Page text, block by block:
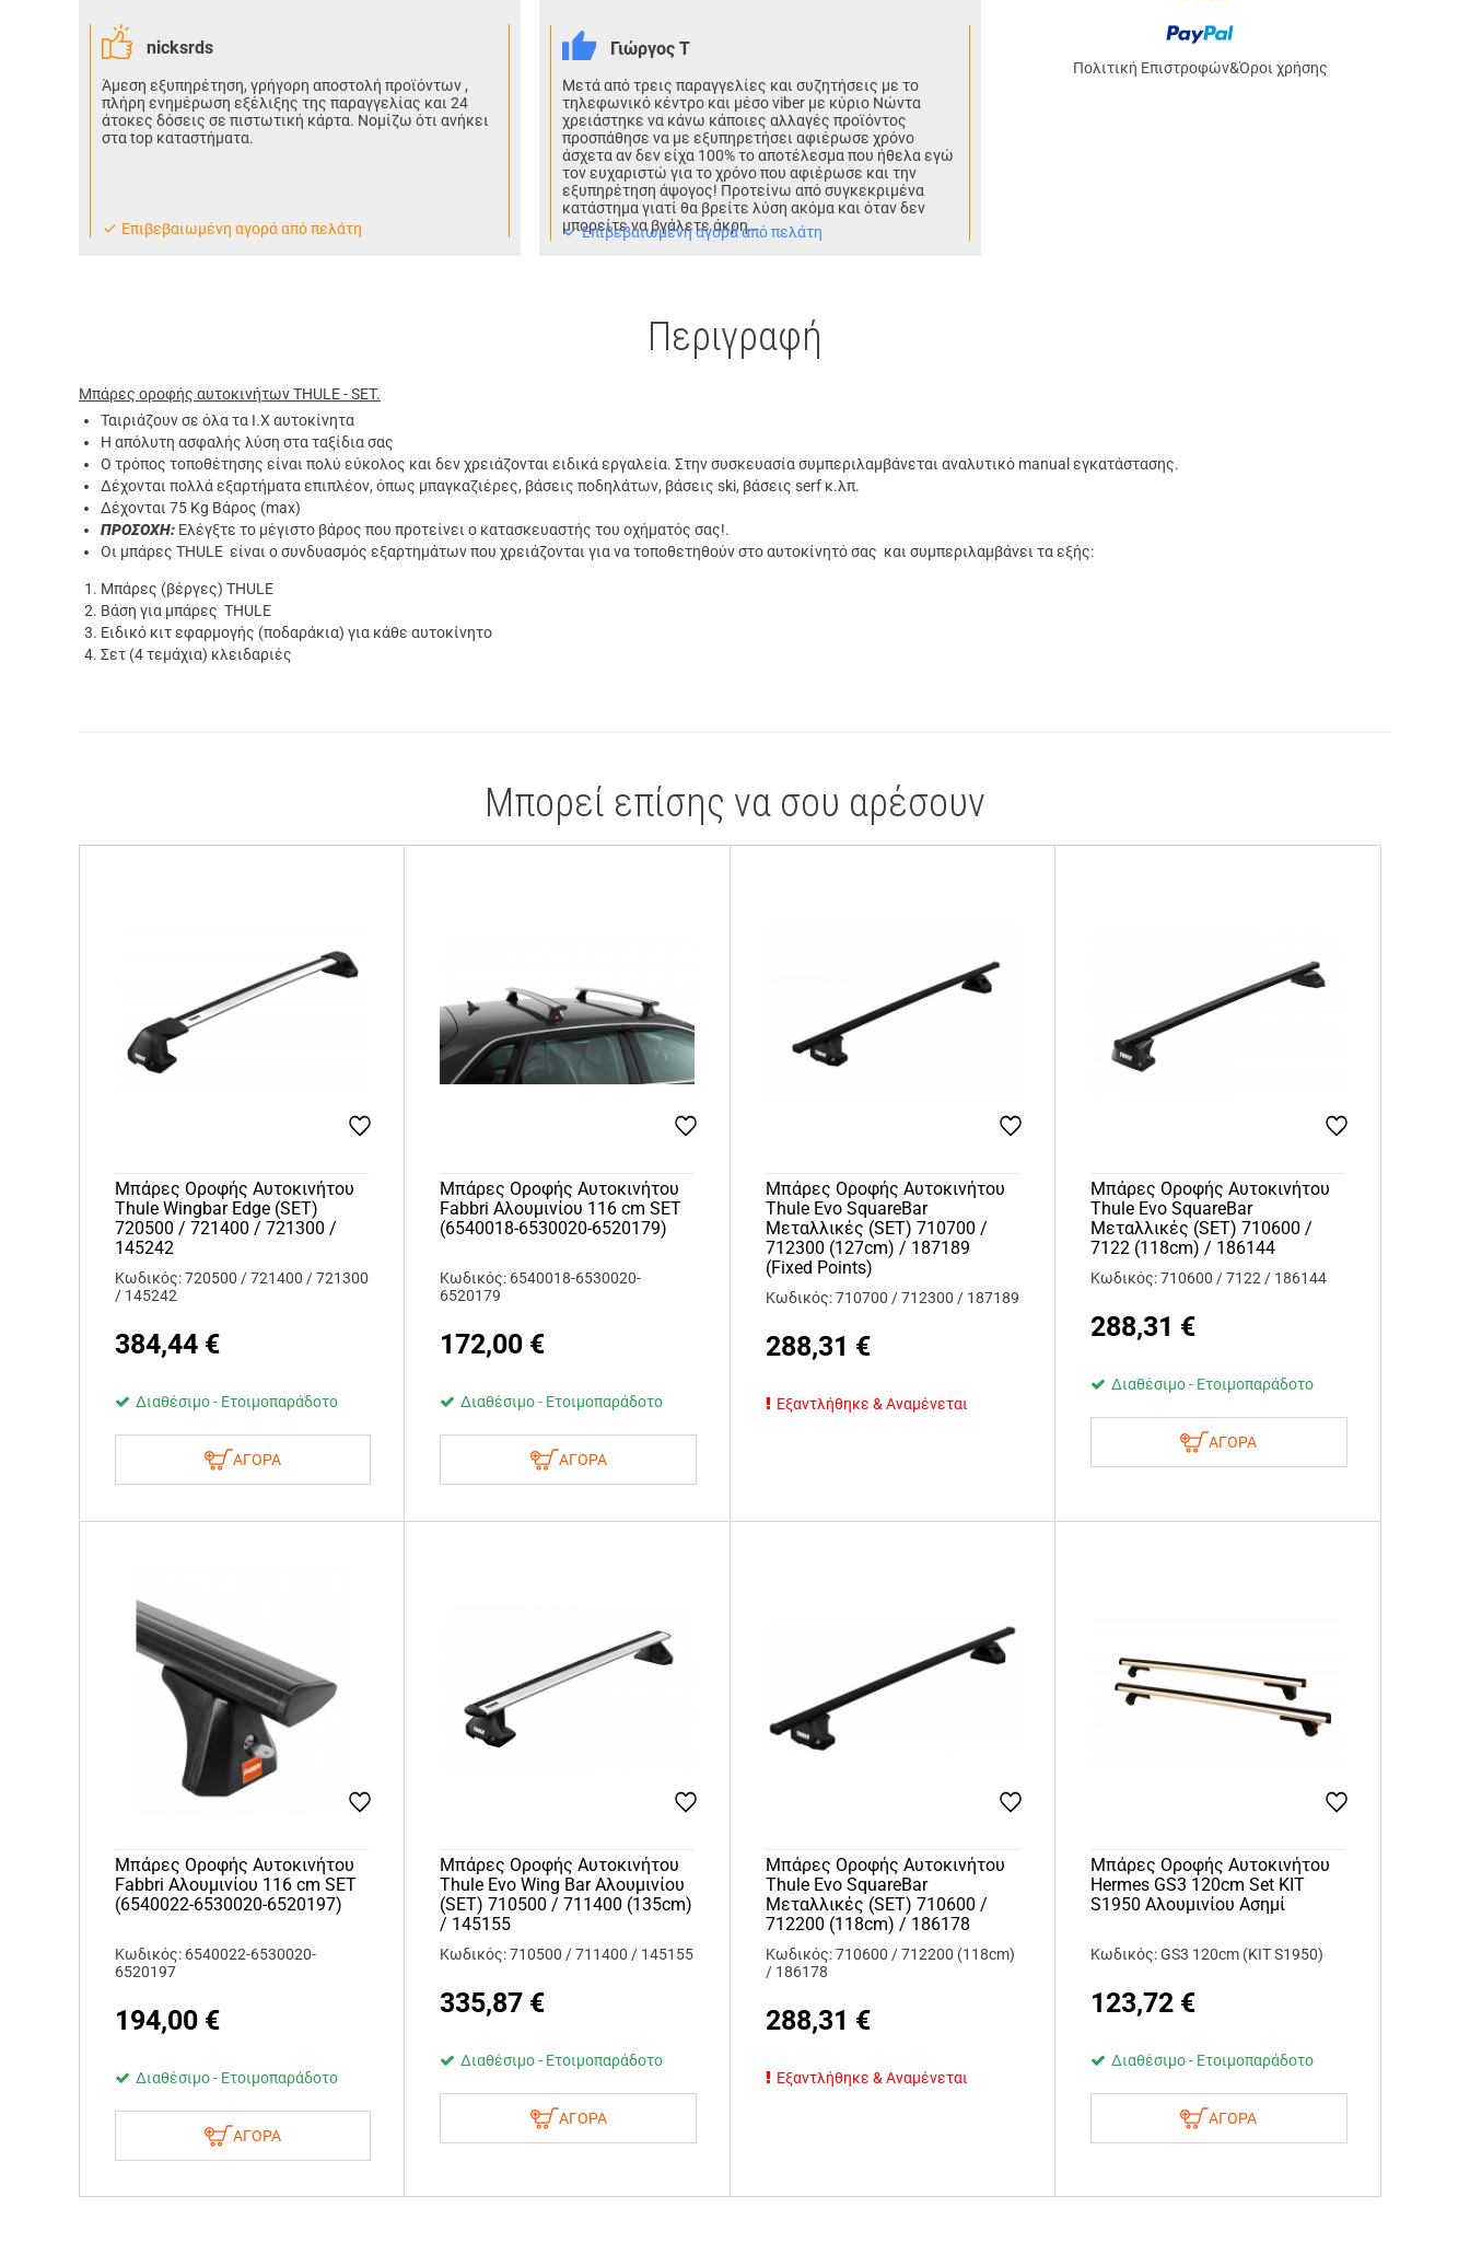
Πολιτική Επιστροφών&Όροι χρήσης
nicksrds
Άμεση εξυπηρέτηση, γρήγορη αποστολή προϊόντων ,
πλήρη ενημέρωση εξέλιξης της παραγγελίας και 24
άτοκες δόσεις σε πιστωτική κάρτα. Νομίζω ότι ανήκει
στα top καταστήματα.
Eπιβεβαιωμένη αγορά από πελάτη
Γιώργος Τ
Μετά από τρεις παραγγελίες και συζητήσεις με το
τηλεφωνικό κέντρο και μέσο viber με κύριο Νώντα
χρειάστηκε να κάνω κάποιες αλλαγές προϊόντος
προσπάθησε να με εξυπηρετήσει αφιέρωσε χρόνο
άσχετα αν δεν είχα 100% το αποτέλεσμα που ήθελα εγώ
τον ευχαριστώ για το χρόνο που αφιέρωσε και την
εξυπηρέτηση άψογος! Προτείνω από συγκεκριμένα
κατάστημα γιατί θα βρείτε λύση ακόμα και όταν δεν
μπορείτε να βγάλετε άκρη..
Eπιβεβαιωμένη αγορά από πελάτη
Περιγραφή
Μπάρες οροφής αυτοκινήτων THULE - SET.
Ταιριάζουν σε όλα τα Ι.Χ αυτοκίνητα
Η απόλυτη ασφαλής λύση στα ταξίδια σας
Ο τρόπος τοποθέτησης είναι πολύ εύκολος και δεν χρειάζονται ειδικά εργαλεία. Στην συσκευασία συμπεριλαμβάνεται αναλυτικό manual εγκατάστασης.
Δέχονται πολλά εξαρτήματα επιπλέον, όπως μπαγκαζιέρες, βάσεις ποδηλάτων, βάσεις ski, βάσεις serf κ.λπ.
Δέχονται 75 Kg Βάρος (max)
ΠΡΟΣΟΧΗ: Ελέγξτε το μέγιστο βάρος που προτείνει ο κατασκευαστής του οχήματός σας!.
Οι μπάρες THULE είναι o συνδυασμός εξαρτημάτων που χρειάζονται για να τοποθετηθούν στο αυτοκίνητό σας και συμπεριλαμβάνει τα εξής:
Μπάρες (βέργες) THULE
Βάση για μπάρες THULE
Ειδικό κιτ εφαρμογής (ποδαράκια) για κάθε αυτοκίνητο
Σετ (4 τεμάχια) κλειδαριές
Μπορεί επίσης να σου αρέσουν
Μπάρες Οροφής Αυτοκινήτου
Thule Wingbar Edge (SET)
720500 / 721400 / 721300 /
145242
Κωδικός: 720500 / 721400 / 721300
/ 145242
384,44 €
Διαθέσιμο - Ετοιμοπαράδοτο
ΑΓΟΡΑ
Μπάρες Οροφής Αυτοκινήτου
Fabbri Αλουμινίου 116 cm SET
(6540018-6530020-6520179)
Κωδικός: 6540018-6530020-
6520179
172,00 €
Διαθέσιμο - Ετοιμοπαράδοτο
ΑΓΟΡΑ
Μπάρες Οροφής Αυτοκινήτου
Thule Evo SquareBar
Μεταλλικές (SET) 710700 /
712300 (127cm) / 187189
(Fixed Points)
Κωδικός: 710700 / 712300 / 187189
288,31 €
Εξαντλήθηκε & Αναμένεται
Μπάρες Οροφής Αυτοκινήτου
Thule Evo SquareBar
Μεταλλικές (SET) 710600 /
7122 (118cm) / 186144
Κωδικός: 710600 / 7122 / 186144
288,31 €
Διαθέσιμο - Ετοιμοπαράδοτο
ΑΓΟΡΑ
Μπάρες Οροφής Αυτοκινήτου
Fabbri Αλουμινίου 116 cm SET
(6540022-6530020-6520197)
Κωδικός: 6540022-6530020-
6520197
194,00 €
Διαθέσιμο - Ετοιμοπαράδοτο
ΑΓΟΡΑ
Μπάρες Οροφής Αυτοκινήτου
Thule Evo Wing Bar Αλουμινίου
(SET) 710500 / 711400 (135cm)
/ 145155
Κωδικός: 710500 / 711400 / 145155
335,87 €
Διαθέσιμο - Ετοιμοπαράδοτο
ΑΓΟΡΑ
Μπάρες Οροφής Αυτοκινήτου
Thule Evo SquareBar
Μεταλλικές (SET) 710600 /
712200 (118cm) / 186178
Κωδικός: 710600 / 712200 (118cm)
/ 186178
288,31 €
Εξαντλήθηκε & Αναμένεται
Μπάρες Οροφής Αυτοκινήτου
Hermes GS3 120cm Set KIT
S1950 Αλουμινίου Ασημί
Κωδικός: GS3 120cm (KIT S1950)
123,72 €
Διαθέσιμο - Ετοιμοπαράδοτο
ΑΓΟΡΑ